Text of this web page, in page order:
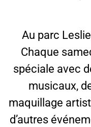
Au parc
Chaque
spéciale avec
musicaux,
maquillage
d’autres